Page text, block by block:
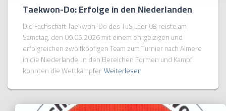
Taekwon-Do: Erfolge in den Niederlanden
Die Fachschaft Taekwon-Do des TuS Laer 08 reiste am
Samstag, den 09.05.2026 mit einem ehrgeizigen und
erfolgreichen zwölfköpfigen Team zum Turnier nach Almere
in die Niederlande. In den Bereichen Formen und Kampf
konnten die WettkämpferWeiterlesen